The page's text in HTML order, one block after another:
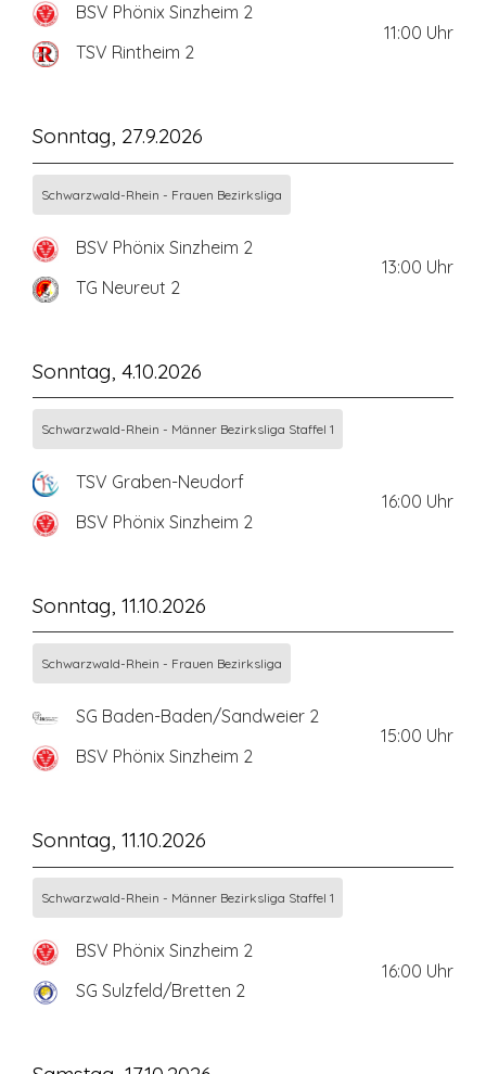
BSV Phönix Sinzheim 2
TSV Rintheim 2
11:00 Uhr
Sonntag, 27.9.2026
Schwarzwald-Rhein - Frauen Bezirksliga
BSV Phönix Sinzheim 2
TG Neureut 2
13:00 Uhr
Sonntag, 4.10.2026
Schwarzwald-Rhein - Männer Bezirksliga Staffel 1
TSV Graben-Neudorf
BSV Phönix Sinzheim 2
16:00 Uhr
Sonntag, 11.10.2026
Schwarzwald-Rhein - Frauen Bezirksliga
SG Baden-Baden/Sandweier 2
BSV Phönix Sinzheim 2
15:00 Uhr
Sonntag, 11.10.2026
Schwarzwald-Rhein - Männer Bezirksliga Staffel 1
BSV Phönix Sinzheim 2
SG Sulzfeld/Bretten 2
16:00 Uhr